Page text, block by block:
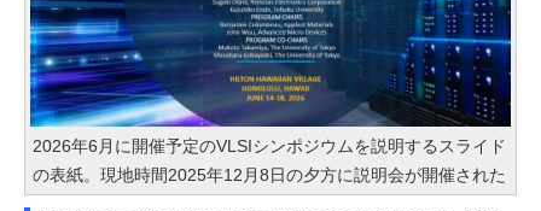
2026年6月に開催予定のVLSIシンポジウムを説明するスライド
の表紙。現地時間2025年12月8日の夕方に説明会が開催された